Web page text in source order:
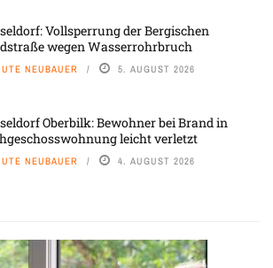
Vollsperrung der Bergischen
wegen Wasserrohrbruch
UTE NEUBAUER 5. AUGUST 2026
Oberbilk: Bewohner bei Brand in
leicht verletzt
UTE NEUBAUER 4. AUGUST 2026